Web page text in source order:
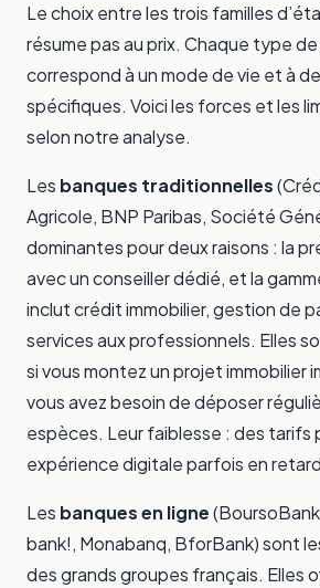
Le choix entre les trois familles
résume pas au prix. Chaque type
correspond à un mode de vie et à
spécifiques. Voici les forces et les
selon notre analyse.
Les banques traditionnelles
Agricole, BNP Paribas, Société
dominantes pour deux raisons : la
avec un conseiller dédié, et la
inclut crédit immobilier, gestion de
services aux professionnels. Elles
si vous montez un projet immobilier
vous avez besoin de déposer
espèces. Leur faiblesse : des tarifs
expérience digitale parfois en
Les banques en ligne
bank!, Monabanq, BforBank) sont
des grands groupes français. Elles